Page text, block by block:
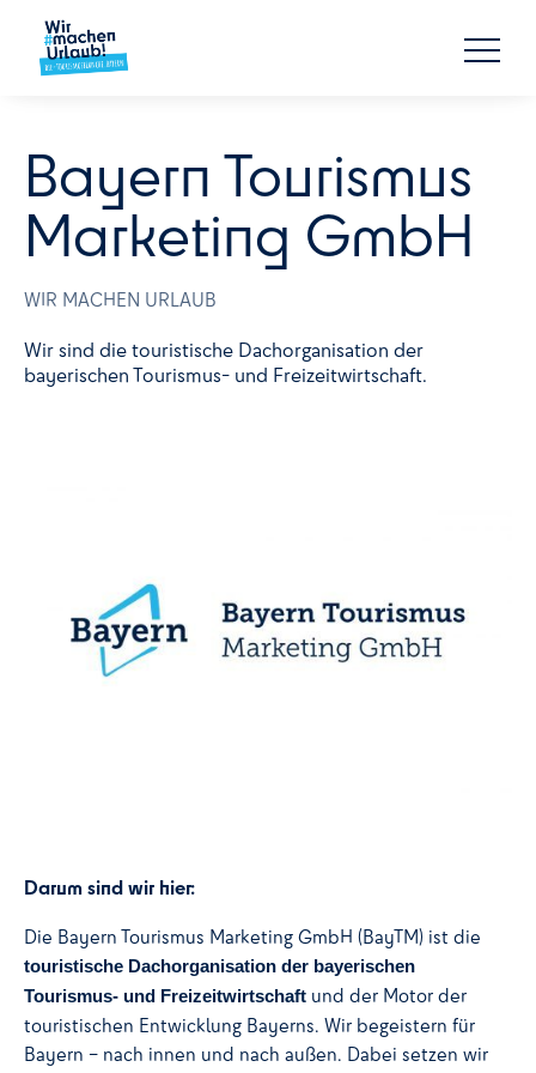
Bayern Tourismus
Marketing GmbH
WIR MACHEN URLAUB
Wir sind die touristische Dachorganisation der
bayerischen Tourismus- und Freizeitwirtschaft.
Darum sind wir hier:
Die Bayern Tourismus Marketing GmbH (BayTM) ist die
touristische Dachorganisation der bayerischen
Tourismus- und Freizeitwirtschaft und der Motor der
touristischen Entwicklung Bayerns. Wir begeistern für
Bayern – nach innen und nach außen. Dabei setzen wir